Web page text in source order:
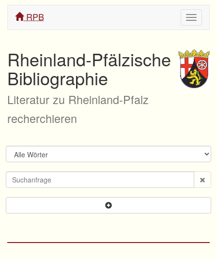
ein/
RPB
Rheinland-Pfälzische
Bibliographie
Literatur zu Rheinland-Pfalz
recherchieren